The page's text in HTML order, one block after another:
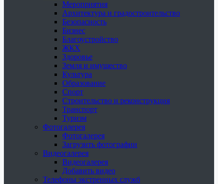
Мероприятия
Архитектура и градостроительство
Безопасность
Бизнес
Благоустройство
ЖКХ
Здоровье
Земля и имущество
Культура
Образование
Спорт
Строительство и реконструкция
Транспорт
Туризм
Фотогалерея
Фотогалерея
Загрузить фотографии
Видеогалерея
Видеогалерея
Добавить видео
Телефоны экстренных служб